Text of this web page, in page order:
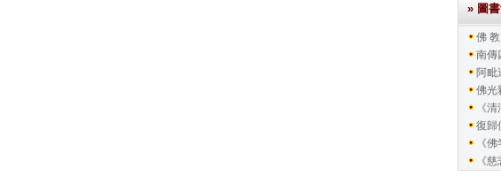
» 圖
佛
南傳
阿毗
佛光
《
復歸
《
《